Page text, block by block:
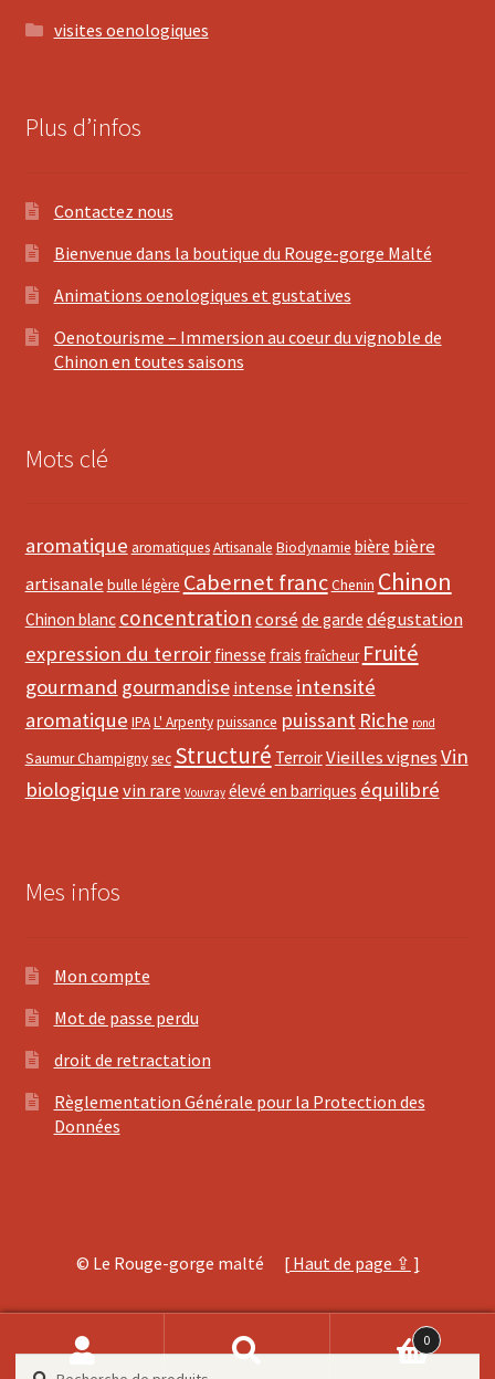
visites oenologiques
Plus d’infos
Contactez nous
Bienvenue dans la boutique du Rouge-gorge Malté
Animations oenologiques et gustatives
Oenotourisme – Immersion au coeur du vignoble de
Chinon en toutes saisons
Mots clé
aromatique aromatiquesArtisanale Biodynamie bière bière
artisanale bulle légère Cabernet francChenin Chinon
Chinon blanc concentrationcorsé de garde dégustation
expression du terroir finesse frais fraîcheur Fruité
gourmand gourmandise intense intensité
aromatique IPAL' Arpentypuissance puissant Riche rond
Saumur Champignysec Structuré TerroirVieilles vignesVin
biologiquevin rare Vouvray élevé en barriques équilibré
Mes infos
Mon compte
Mot de passe perdu
droit de retractation
Règlementation Générale pour la Protection des
Données
© Le Rouge-gorge malté [ Haut de page ⇪ ]
0